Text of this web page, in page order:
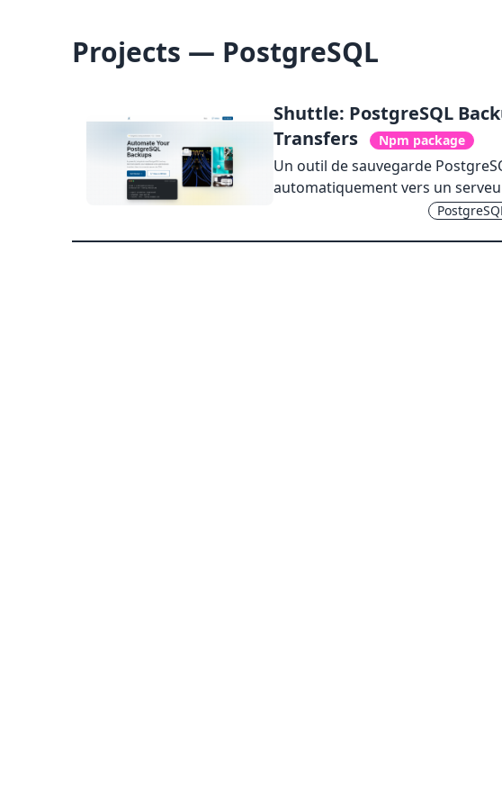
Projects — PostgreSQL
Shuttle: PostgreSQL
Transfers
Npm package
Un outil de sauvegarde
automatiquement vers un